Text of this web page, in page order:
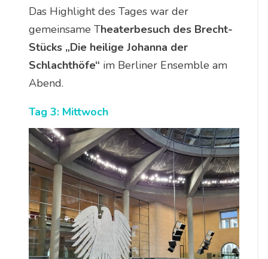
Das Highlight des Tages war der
gemeinsame Theaterbesuch des Brecht-
Stücks „Die heilige Johanna der
Schlachthöfe“ im Berliner Ensemble am
Abend.
Tag 3: Mittwoch